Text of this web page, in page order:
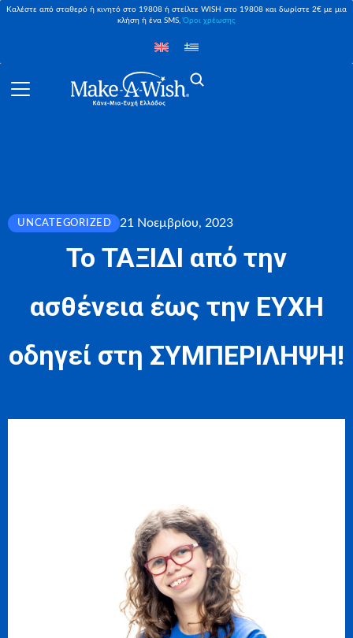
Καλέστε από σταθερό ή κινητό στο 19808 ή στείλτε WISH στο 19808 και δωρίστε 2€ με μια
κλήση ή ένα SMS,Όροι χρέωσης
UNCATEGORIZED 21 Νοεμβρίου, 2023
Το ΤΑΞΙΔΙ από την
ασθένεια έως την ΕΥΧΗ
οδηγεί στη ΣΥΜΠΕΡΙΛΗΨΗ!